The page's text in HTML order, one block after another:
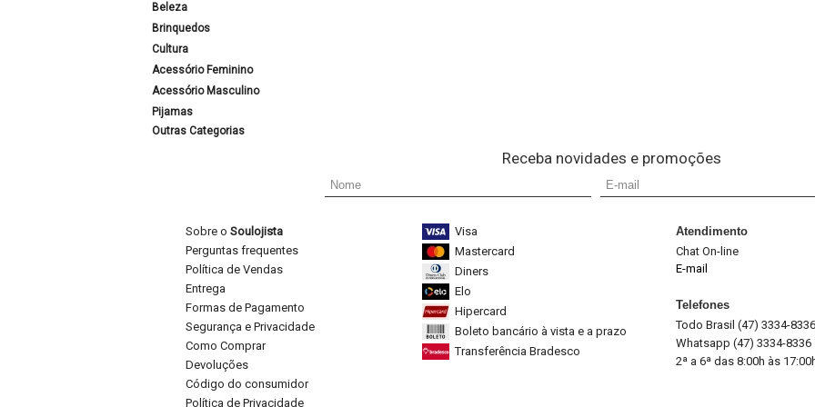
Beleza
Brinquedos
Cultura
Acessório Feminino
Acessório Masculino
Pijamas
Outras Categorias
Receba novidades e promoções
Sobre o Soulojista
Perguntas frequentes
Política de Vendas
Entrega
Formas de Pagamento
Segurança e Privacidade
Como Comprar
Devoluções
Código do consumidor
Política de Privacidade
Visa
Mastercard
Diners
Elo
Hipercard
Boleto bancário à vista e a prazo
Transferência Bradesco
Atendimento
Chat On-line
E-mail
Telefones
Todo Brasil (47) 3334-8336
Whatsapp (47) 3334-8336
2ª a 6ª das 8:00h às